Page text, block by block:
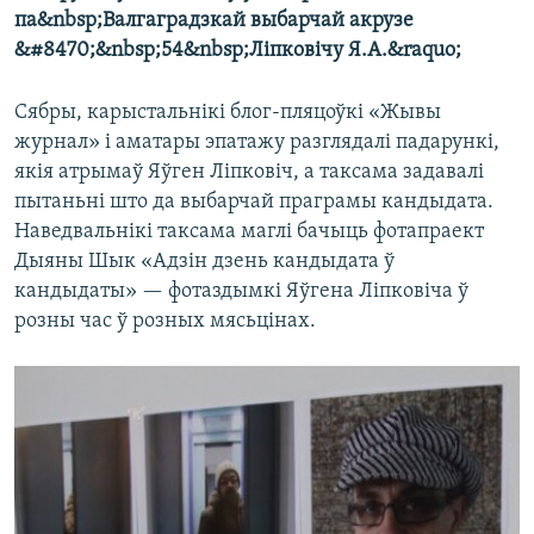
па&nbsp;Валгаградзкай выбарчай акрузе
&#8470;&nbsp;54&nbsp;Ліпковічу Я.А.&raquo;
Сябры, карыстальнікі блог-пляцоўкі «Жывы
журнал» і аматары эпатажу разглядалі падарункі,
якія атрымаў Яўген Ліпковіч, а таксама задавалі
пытаньні што да выбарчай праграмы кандыдата.
Наведвальнікі таксама маглі бачыць фотапраект
Дыяны Шык «Адзін дзень кандыдата ў
кандыдаты» — фотаздымкі Яўгена Ліпковіча ў
розны час ў розных мясьцінах.